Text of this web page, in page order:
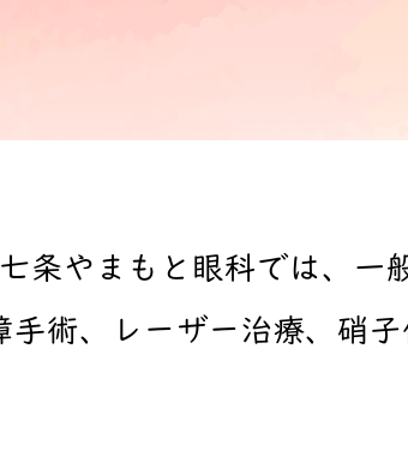
条やまもと眼科では、一
手術、レーザー治療、硝